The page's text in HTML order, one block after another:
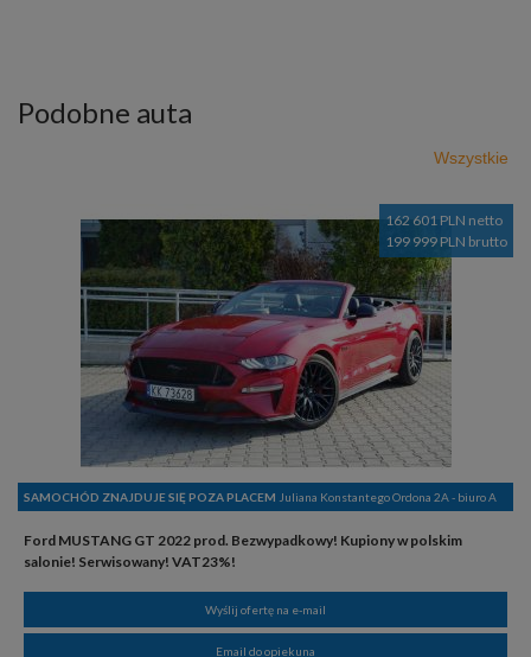
Podobne auta
Wszystkie
162 601 PLN netto
199 999 PLN brutto
SAMOCHÓD ZNAJDUJE SIĘ POZA PLACEM Juliana Konstantego Ordona 2A - biuro A
Ford MUSTANG GT 2022 prod. Bezwypadkowy! Kupiony w polskim
salonie! Serwisowany! VAT23%!
Wyślij ofertę na e-mail
Email do opiekuna